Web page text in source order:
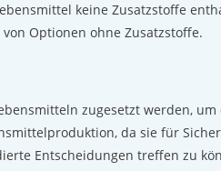
keine Zusatzstoffe
Optionen ohne Zusatzstoffe.
zugesetzt werden,
da sie für
Entscheidungen treffen zu